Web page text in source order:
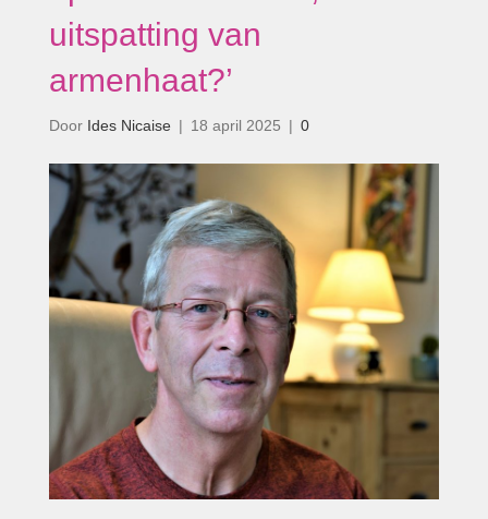
uitspatting van
armenhaat?’
Door Ides Nicaise | 18 april 2025 | 0